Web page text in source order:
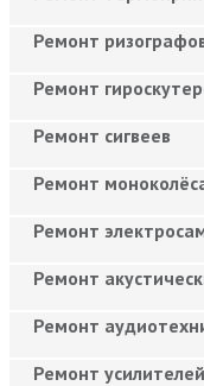
Ремонт
Ремонт
Ремонт сигвеев
Ремонт
Ремонт
Ремонт
Ремонт
Ремонт усилителей